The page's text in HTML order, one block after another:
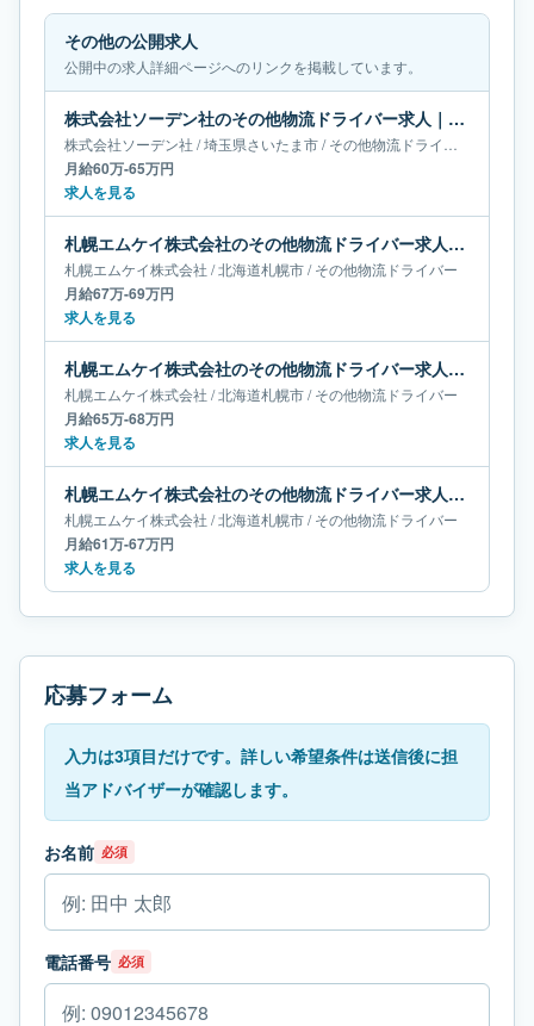
その他の公開求人
公開中の求人詳細ページへのリンクを掲載しています。
株式会社ソーデン社のその他物流ドライバー求人｜埼玉県さいたま市｜月給60万-65万円
株式会社ソーデン社 /埼玉県さいたま市/その他物流ドライバー
月給60万-65万円
求人を見る
札幌エムケイ株式会社のその他物流ドライバー求人｜北海道札幌市｜月給67万-69万円
札幌エムケイ株式会社 /北海道札幌市/その他物流ドライバー
月給67万-69万円
求人を見る
札幌エムケイ株式会社のその他物流ドライバー求人｜北海道札幌市｜月給65万-68万円
札幌エムケイ株式会社 /北海道札幌市/その他物流ドライバー
月給65万-68万円
求人を見る
札幌エムケイ株式会社のその他物流ドライバー求人｜北海道札幌市｜月給61万-67万円
札幌エムケイ株式会社 /北海道札幌市/その他物流ドライバー
月給61万-67万円
求人を見る
応募フォーム
入力は3項目だけです。詳しい希望条件は送信後に担
当アドバイザーが確認します。
お名前 必須
電話番号 必須